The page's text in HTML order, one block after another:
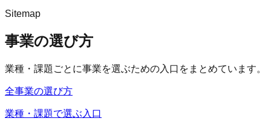
Sitemap
事業の選び方
業種・課題ごとに事業を選ぶための入口をまとめています。
全事業の選び方
業種・課題で選ぶ入口